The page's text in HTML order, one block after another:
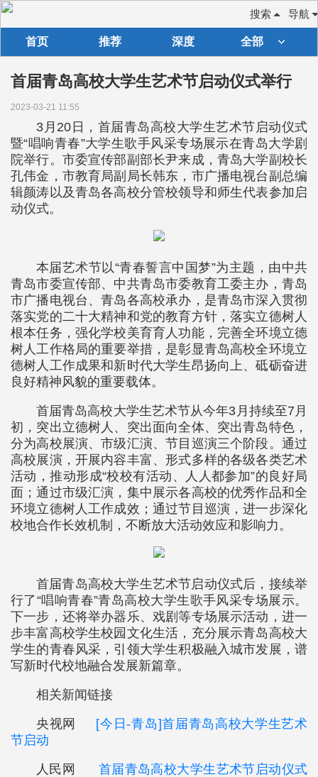
导航
搜索
首页 推荐 深度 全部
首届青岛高校大学生艺术节启动仪式举行
2023-03-21 11:55
3月20日，首届青岛高校大学生艺术节启动仪式
暨“唱响青春”大学生歌手风采专场展示在青岛大学剧
院举行。市委宣传部副部长尹来成，青岛大学副校长
孔伟金，市教育局副局长韩东，市广播电视台副总编
辑颜涛以及青岛各高校分管校领导和师生代表参加启
动仪式。
本届艺术节以“青春誓言中国梦”为主题，由中共
青岛市委宣传部、中共青岛市委教育工委主办，青岛
市广播电视台、青岛各高校承办，是青岛市深入贯彻
落实党的二十大精神和党的教育方针，落实立德树人
根本任务，强化学校美育育人功能，完善全环境立德
树人工作格局的重要举措，是彰显青岛高校全环境立
德树人工作成果和新时代大学生昂扬向上、砥砺奋进
良好精神风貌的重要载体。
首届青岛高校大学生艺术节从今年3月持续至7月
初，突出立德树人、突出面向全体、突出青岛特色，
分为高校展演、市级汇演、节目巡演三个阶段。通过
高校展演，开展内容丰富、形式多样的各级各类艺术
活动，推动形成“校校有活动、人人都参加”的良好局
面；通过市级汇演，集中展示各高校的优秀作品和全
环境立德树人工作成效；通过节目巡演，进一步深化
校地合作长效机制，不断放大活动效应和影响力。
首届青岛高校大学生艺术节启动仪式后，接续举
行了“唱响青春”青岛高校大学生歌手风采专场展示。
下一步，还将举办器乐、戏剧等专场展示活动，进一
步丰富高校学生校园文化生活，充分展示青岛高校大
学生的青春风采，引领大学生积极融入城市发展，谱
写新时代校地融合发展新篇章。
相关新闻链接
央视网 [今日-青岛]首届青岛高校大学生艺术
节启动
人民网 首届青岛高校大学生艺术节启动仪式